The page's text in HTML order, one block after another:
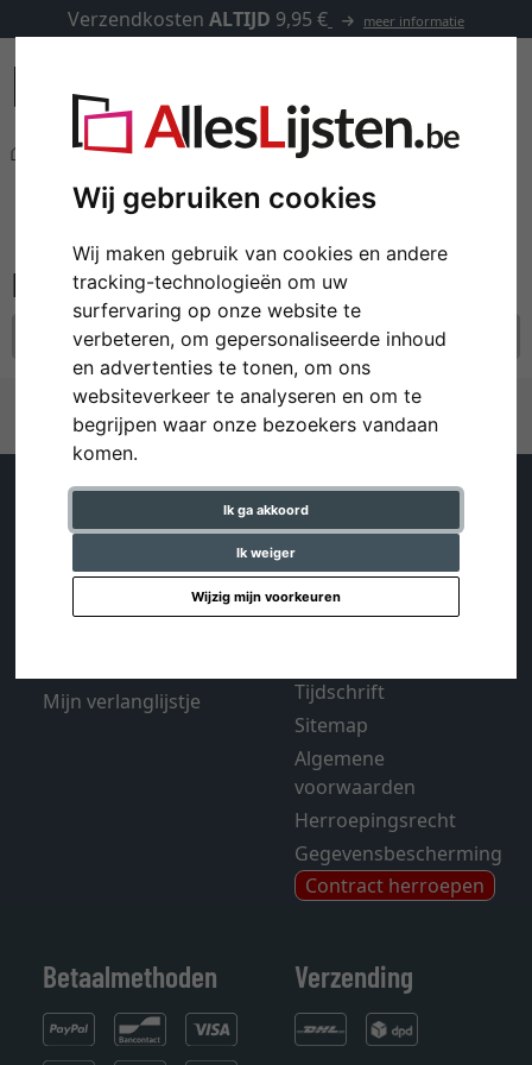
Wij gebruiken cookies
Wij maken gebruik van cookies en andere
tracking-technologieën om uw
surfervaring op onze website te
verbeteren, om gepersonaliseerde inhoud
en advertenties te tonen, om ons
websiteverkeer te analyseren en om te
begrijpen waar onze bezoekers vandaan
komen.
Ik ga akkoord
Ik weiger
Wijzig mijn voorkeuren
Verzendkosten ALTIJD 9,95 € meer informatie
Andere producten
Aansluitklemmen
filter: materiaal: aluminium
alle filters resetten
materiaal: aluminium
Contact
Mijn verlanglijstje
Help
Verzending en kosten
Tijdschrift
Sitemap
Algemene
voorwaarden
Herroepingsrecht
Gegevensbescherming
Contract herroepen
Betaalmethoden Verzending